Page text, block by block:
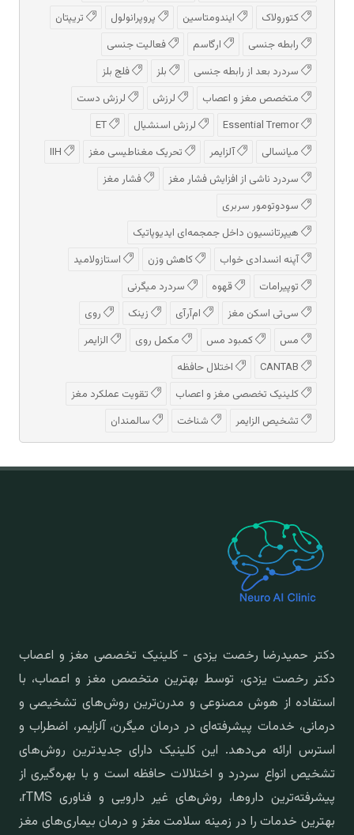
کتورولاک
ایندومتاسین پروپرانولول
تریپتان
رابطه جنسی
ارگاسم
فعالیت جنسی
سردرد بعد از رابطه جنسی
بلز
فلج بلز
متخصص مغز و اعصاب
لرزش
لرزش دست
لرزش اسنشیال
میانسالی
آلزایمر تحریک مغناطیسی مغز
سردرد ناشی از افزایش فشار مغز
فشار مغز
سودوتومور سربری
هیپرتانسیون داخل جمجمه‌ای ایدیوپاتیک
آپنه انسدادی خواب
کاهش وزن
استازولامید
توپیرامات
قهوه
سردرد میگرنی
سی‌تی اسکن مغز
ام‌آر‌آی زینک
روی
مس
کمبود مس مکمل روی
الزایمر
اختلال حافظه
کلینیک تخصصی مغز و اعصاب
تقویت عملکرد مغز
تشخیص الزایمر
شناخت سالمندان
دکتر حمیدرضا رخصت یزدی - کلینیک تخصصی مغز و اعصاب
دکتر رخصت یزدی، توسط بهترین متخصص مغز و اعصاب، با
استفاده از هوش مصنوعی و مدرن‌ترین روش‌های تشخیصی و
درمانی، خدمات پیشرفته‌ای در درمان میگرن، آلزایمر، اضطراب و
استرس ارائه می‌دهد. این کلینیک دارای جدیدترین روش‌های
تشخیص انواع سردرد و اختلالات حافظه است و با بهره‌گیری از
پیشرفته‌ترین داروها، روش‌های غیر دارویی و فناوری rTMS،
بهترین خدمات را در زمینه سلامت مغز و درمان بیماری‌های مغز